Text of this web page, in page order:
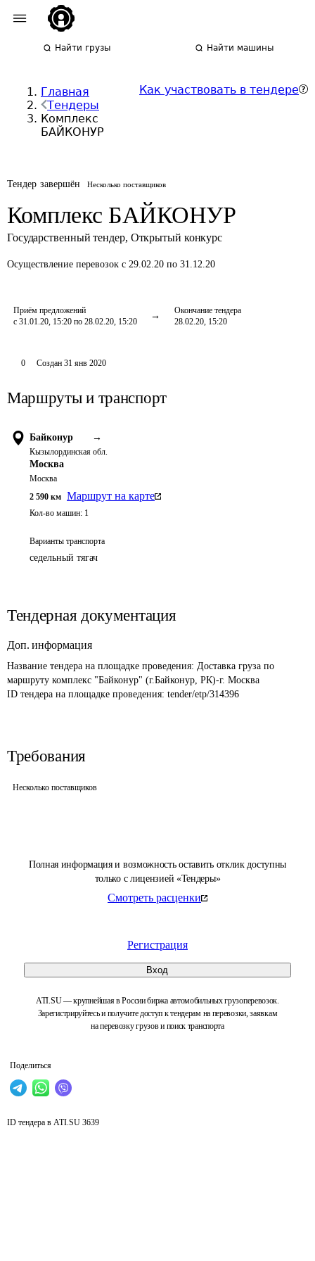
Найти грузы Найти машины
Главная
Тендеры
Комплекс
БАЙКОНУР
Как участвовать в тендере
Тендер завершён Несколько поставщиков
Комплекс БАЙКОНУР
Государственный тендер, Открытый конкурс
Осуществление перевозок с 29.02.20 по 31.12.20
Приём предложений
с 31.01.20, 15:20 по 28.02.20, 15:20
Окончание тендера
28.02.20, 15:20
Полная информация и возможность оставить отклик доступны
только с лицензией «Тендеры»
Смотреть расценки
Регистрация
Вход
ATI.SU — крупнейшая в России биржа автомобильных грузоперевозок.
Зарегистрируйтесь и получите доступ к тендерам на перевозки, заявкам
на перевозку грузов и поиск транспорта
Поделиться
0 Создан 31 янв 2020
Маршруты и транспорт
Байконур →
Кызылординская обл.
Москва
Москва
2 590 км Маршрут на карте
Кол-во машин: 1
Варианты транспорта
седельный тягач
Тендерная документация
Доп. информация
Название тендера на площадке проведения: Доставка груза по
маршруту комплекс "Байконур" (г.Байконур, РК)-г. Москва
ID тендера на площадке проведения: tender/etp/314396
Требования
Несколько поставщиков
ID тендера в ATI.SU 3639